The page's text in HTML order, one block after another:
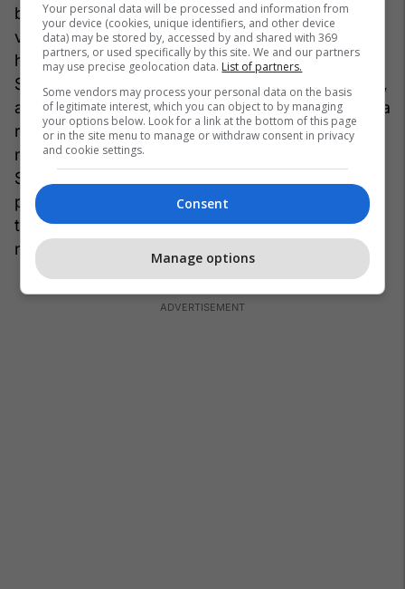
betejës, burimet e kohës, ofrojnë hollësi për
vonimin e arbërve për tu bashkuar me trupat
hungareze. Shkak kryesor i vonimit të
Skënderbeut ishin pengesat e despotit Brankoviq,
aleat i dhëndrit Muratit II, që ia mbylli këtij të gjitha
rrugët e shtigjet, nga mund të kalonte. Pjesa e
madhe e burimeve, duke arsyetuar vonesën e
Skënderbeut, nxorën në shesh dhe
pashkathtësinë e Huniadit, i cili nuk është dashur
të pranonte betejën para ardhjes së Skënderbeut
në Kosovë.
Your personal data will be processed and information from
your device (cookies, unique identifiers, and other device
data) may be stored by, accessed by and shared with 369
partners, or used specifically by this site. We and our partners
may use precise geolocation data. List of partners.
Some vendors may process your personal data on the basis
of legitimate interest, which you can object to by managing
your options below. Look for a link at the bottom of this page
or in the site menu to manage or withdraw consent in privacy
and cookie settings.
Consent
Manage options